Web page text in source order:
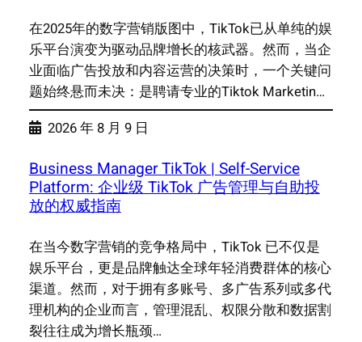
在2025年的数字营销版图中，TikTok已从单纯的娱
乐平台演变为驱动品牌增长的核武器。然而，当企
业面临广告投放和内容运营的决策时，一个关键问
题始终悬而未决：是聘请专业的Tiktok Marketin…
2026 年 8 月 9 日
Business Manager TikTok | Self-Service
Platform: 企业级 TikTok 广告管理与自助投
放的权威指南
在当今数字营销的竞争格局中，TikTok 已不仅是
娱乐平台，更是品牌触达全球年轻消费群体的核心
渠道。然而，对于拥有多账号、多广告系列或多代
理机构的企业而言，管理混乱、权限分散和数据割
裂往往成为增长瓶颈…